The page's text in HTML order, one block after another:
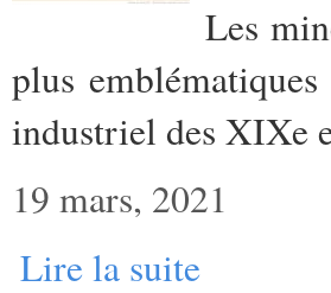
Les
plus
industriel des XIXe
19 mars, 2021
Lire la suite